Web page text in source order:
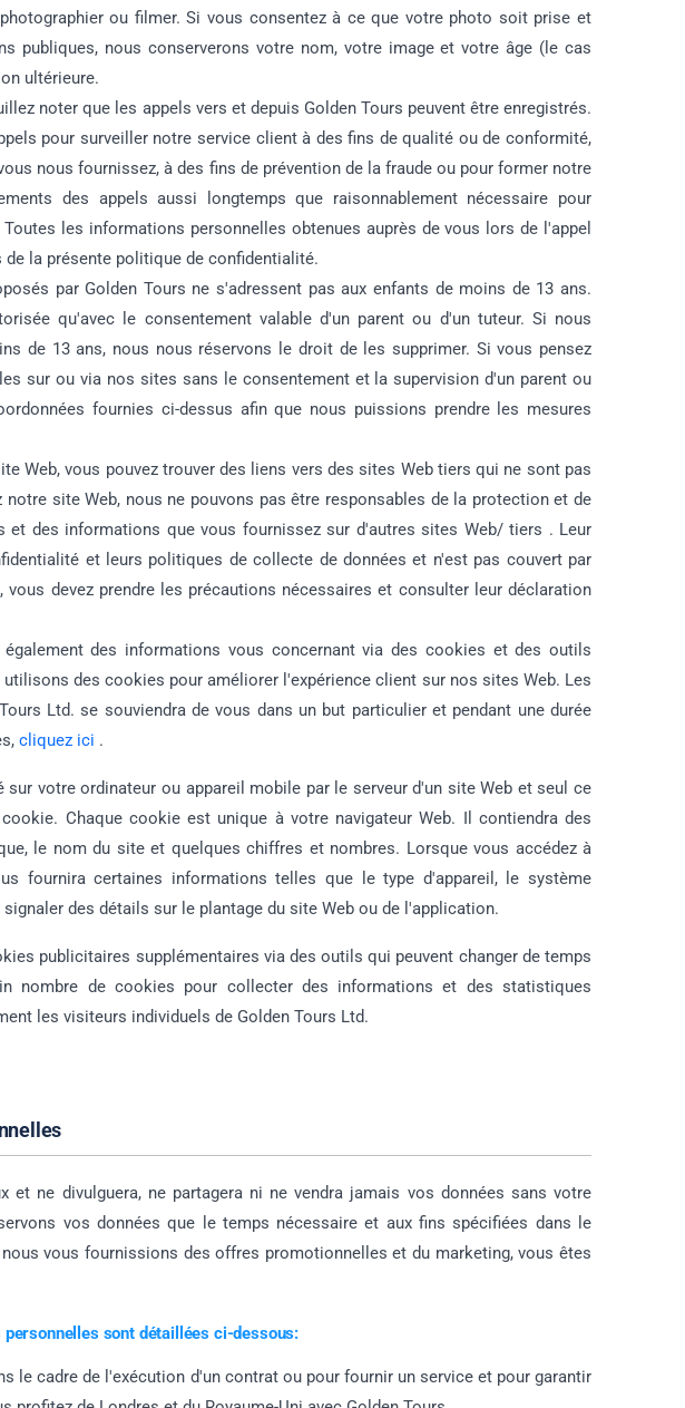
ou filmer. Si vous consentez à ce que votre photo soit prise et
publiques, nous conserverons votre nom, votre image et votre âge (le cas
ultérieure.
noter que les appels vers et depuis Golden Tours peuvent être enregistrés.
pour surveiller notre service client à des fins de qualité ou de conformité,
nous fournissez, à des fins de prévention de la fraude ou pour former notre
des appels aussi longtemps que raisonnablement nécessaire pour
les informations personnelles obtenues auprès de vous lors de l'appel
la présente politique de confidentialité.
par Golden Tours ne s'adressent pas aux enfants de moins de 13 ans.
qu'avec le consentement valable d'un parent ou d'un tuteur. Si nous
de 13 ans, nous nous réservons le droit de les supprimer. Si vous pensez
sur ou via nos sites sans le consentement et la supervision d'un parent ou
fournies ci-dessus afin que nous puissions prendre les mesures
Web, vous pouvez trouver des liens vers des sites Web tiers qui ne sont pas
site Web, nous ne pouvons pas être responsables de la protection et de
et des informations que vous fournissez sur d'autres sites Web/ tiers . Leur
et leurs politiques de collecte de données et n'est pas couvert par
devez prendre les précautions nécessaires et consulter leur déclaration
des informations vous concernant via des cookies et des outils
des cookies pour améliorer l'expérience client sur nos sites Web. Les
Ltd. se souviendra de vous dans un but particulier et pendant une durée
cliquez ici .
votre ordinateur ou appareil mobile par le serveur d'un site Web et seul ce
Chaque cookie est unique à votre navigateur Web. Il contiendra des
le nom du site et quelques chiffres et nombres. Lorsque vous accédez à
fournira certaines informations telles que le type d'appareil, le système
des détails sur le plantage du site Web ou de l'application.
publicitaires supplémentaires via des outils qui peuvent changer de temps
nombre de cookies pour collecter des informations et des statistiques
les visiteurs individuels de Golden Tours Ltd.
et ne divulguera, ne partagera ni ne vendra jamais vos données sans votre
vos données que le temps nécessaire et aux fins spécifiées dans le
vous fournissions des offres promotionnelles et du marketing, vous êtes
sont détaillées ci-dessous:
le cadre de l'exécution d'un contrat ou pour fournir un service et pour garantir